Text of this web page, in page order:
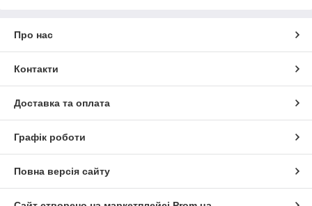
Про нас
Контакти
Доставка та оплата
Графік роботи
Повна версія сайту